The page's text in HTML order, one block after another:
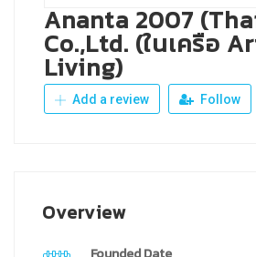
Ananta 2007
Co.,Ltd. (ในเครือ
Living)
Add a review Follow
Overview